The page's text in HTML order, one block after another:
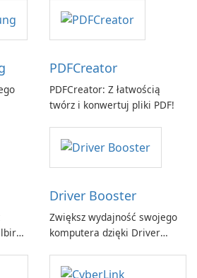
PDFCreator
PDFCreator: Z łatwością
twórz i konwertuj pliki PDF!
Driver Booster
Zwiększ wydajność swojego
komputera dzięki Driver